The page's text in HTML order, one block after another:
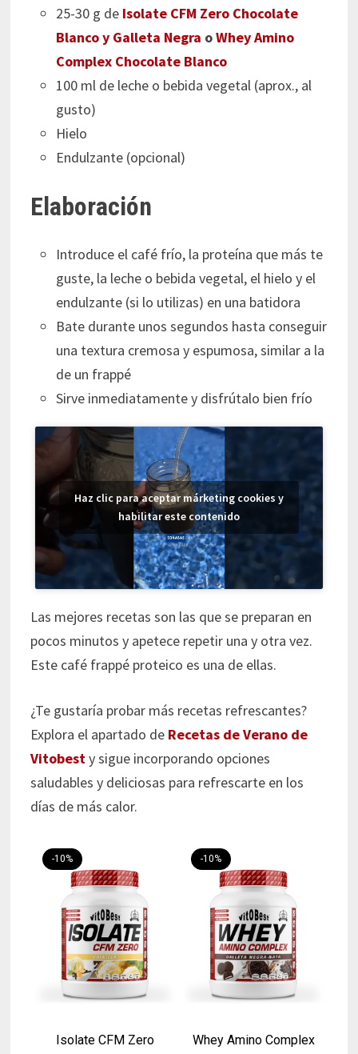
25-30 g de Isolate CFM Zero Chocolate
Blancoy Galleta Negra oWhey Amino
Complex Chocolate Blanco
100 ml de leche o bebida vegetal (aprox., al
gusto)
Hielo
Endulzante (opcional)
Elaboración
Introduce el café frío, la proteína que más te
guste, la leche o bebida vegetal, el hielo y el
endulzante (si lo utilizas) en una batidora
Bate durante unos segundos hasta conseguir
una textura cremosa y espumosa, similar a la
de un frappé
Sirve inmediatamente y disfrútalo bien frío
Haz clic para aceptar márketing cookies y
habilitar este contenido
Las mejores recetas son las que se preparan en
pocos minutos y apetece repetir una y otra vez.
Este café frappé proteico es una de ellas.
¿Te gustaría probar más recetas refrescantes?
Explora el apartado de Recetas de Verano de
Vitobesty sigue incorporando opciones
saludables y deliciosas para refrescarte en los
días de más calor.